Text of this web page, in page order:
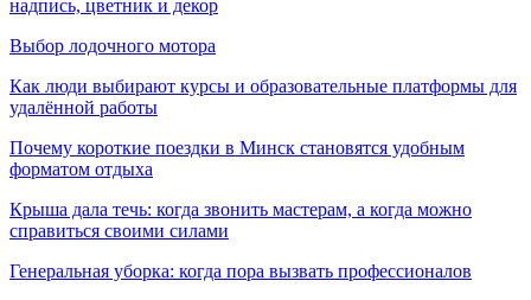
надпись, цветник и декор
Выбор лодочного мотора
Как люди выбирают курсы и образовательные платформы для
удалённой работы
Почему короткие поездки в Минск становятся удобным
форматом отдыха
Крыша дала течь: когда звонить мастерам, а когда можно
справиться своими силами
Генеральная уборка: когда пора вызвать профессионалов